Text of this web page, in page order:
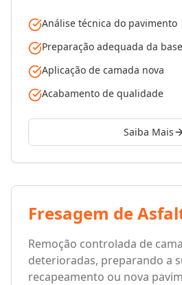
Análise técnica do pavimento
Preparação adequada da base
Aplicação de camada nova
Acabamento de qualidade
Saiba Mais
Fresagem de
Remoção controlada de
deterioradas, preparando a
recapeamento ou nova